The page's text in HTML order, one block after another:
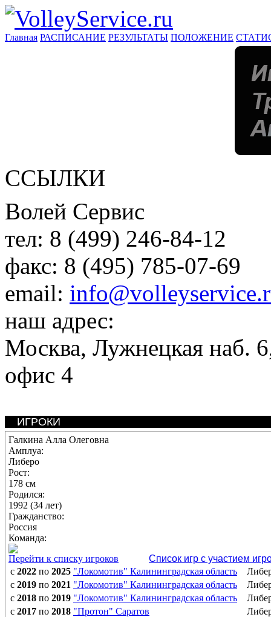
Главная РАСПИСАНИЕ РЕЗУЛЬТАТЫ ПОЛОЖЕНИЕ
ССЫЛКИ
Волей Сервис
тел: 8 (499) 246-84-12
факс: 8 (495) 785-07-69
email:
наш адрес:
Москва, Лужнецкая наб.
офис 4
ИГРОКИ
Галкина Алла Олеговна
Амплуа:
Либеро
Рост:
178 см
Родился:
1992 (34 лет)
Гражданство:
Россия
Команда:
Перейти к списку игроков
Список игр с участием
с 2022 по 2025 "Локомотив" Калининградская область
с 2019 по 2021 "Локомотив" Калининградская область
с 2018 по 2019 "Локомотив" Калининградская область
с 2017 по 2018 "Протон" Саратов